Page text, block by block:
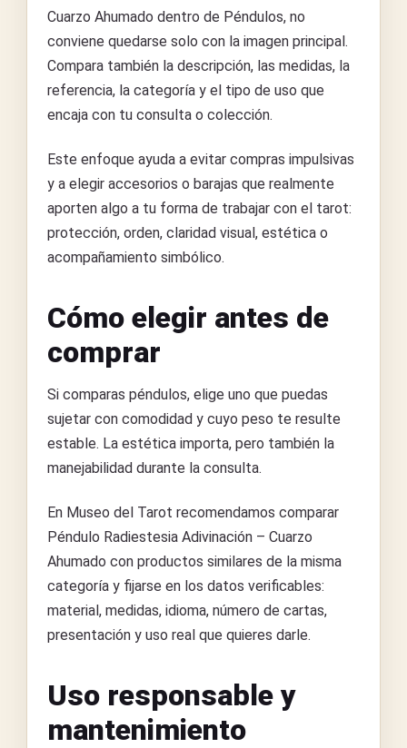
Cuarzo Ahumado dentro de Péndulos, no
conviene quedarse solo con la imagen principal.
Compara también la descripción, las medidas, la
referencia, la categoría y el tipo de uso que
encaja con tu consulta o colección.
Este enfoque ayuda a evitar compras impulsivas
y a elegir accesorios o barajas que realmente
aporten algo a tu forma de trabajar con el tarot:
protección, orden, claridad visual, estética o
acompañamiento simbólico.
Cómo elegir antes de
comprar
Si comparas péndulos, elige uno que puedas
sujetar con comodidad y cuyo peso te resulte
estable. La estética importa, pero también la
manejabilidad durante la consulta.
En Museo del Tarot recomendamos comparar
Péndulo Radiestesia Adivinación – Cuarzo
Ahumado con productos similares de la misma
categoría y fijarse en los datos verificables:
material, medidas, idioma, número de cartas,
presentación y uso real que quieres darle.
Uso responsable y
mantenimiento